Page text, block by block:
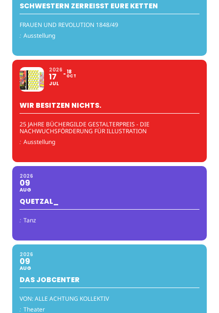
SCHWESTERN ZERREISST EURE KETTEN
FRAUEN UND REVOLUTION 1848/49
: Ausstellung
2026
17
JUL
18
OCT
WIR BESITZEN NICHTS.
25 JAHRE BÜCHERGILDE GESTALTERPREIS - DIE
NACHWUCHSFÖRDERUNG FÜR ILLUSTRATION
: Ausstellung
2026
09
AUG
QUETZAL_
: Tanz
2026
09
AUG
DAS JOBCENTER
VON: ALLE ACHTUNG KOLLEKTIV
: Theater